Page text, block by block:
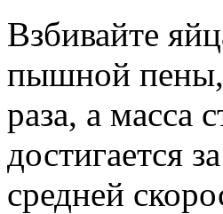
Взбивайте
пышной пены,
раза, а масса
достигается
средней